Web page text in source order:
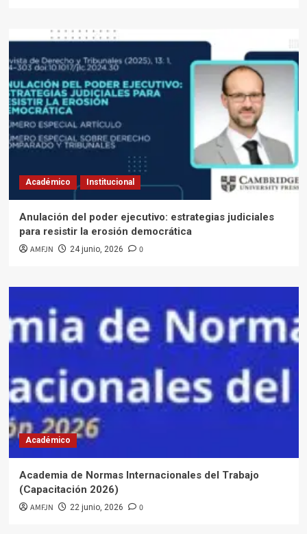
Académico Institucional
Anulación del poder ejecutivo: estrategias judiciales
para resistir la erosión democrática
AMFJN 24 junio, 2026 0
Académico
Academia de Normas Internacionales del Trabajo
(Capacitación 2026)
AMFJN 22 junio, 2026 0